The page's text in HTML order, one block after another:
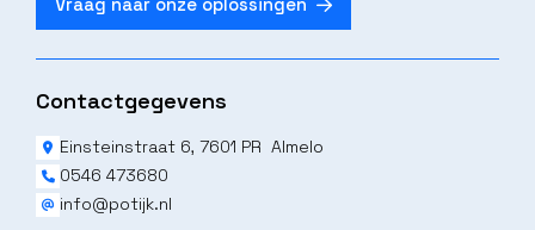
Contactgegevens
Einsteinstraat 6, 7601 PR Almelo
0546 473680
info@potijk.nl